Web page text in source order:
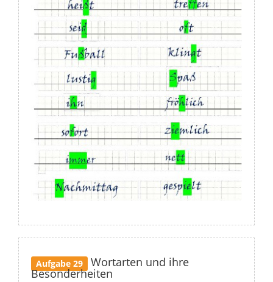
Aufgabe 29 Wortarten und ihre
Besonderheiten